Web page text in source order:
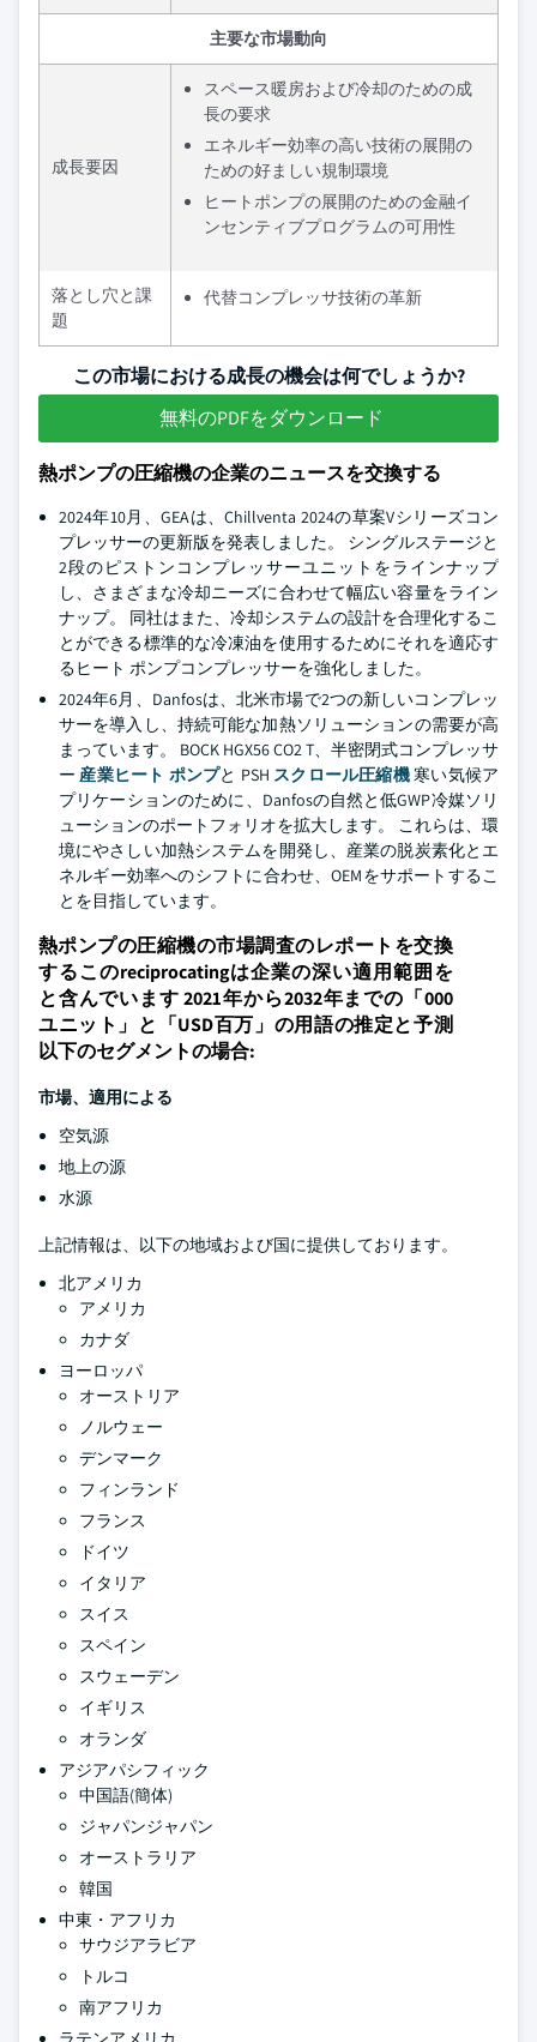
主要な市場動向
成長要因
スペース暖房および冷却のための成
長の要求
エネルギー効率の高い技術の展開の
ための好ましい規制環境
ヒートポンプの展開のための金融イ
ンセンティブプログラムの可用性
落とし穴と課
題
代替コンプレッサ技術の革新
この市場における成長の機会は何でしょうか?
無料のPDFをダウンロード
熱ポンプの圧縮機の企業のニュースを交換する
2024年10月、GEAは、Chillventa 2024の草案Vシリーズコン
プレッサーの更新版を発表しました。 シングルステージと
2段のピストンコンプレッサーユニットをラインナップ
し、さまざまな冷却ニーズに合わせて幅広い容量をライン
ナップ。 同社はまた、冷却システムの設計を合理化するこ
とができる標準的な冷凍油を使用するためにそれを適応す
るヒート ポンプコンプレッサーを強化しました。
2024年6月、Danfosは、北米市場で2つの新しいコンプレッ
サーを導入し、持続可能な加熱ソリューションの需要が高
まっています。 BOCK HGX56 CO2 T、半密閉式コンプレッサ
ー産業ヒート ポンプと PSH スクロール圧縮機寒い気候ア
プリケーションのために、Danfosの自然と低GWP冷媒ソリ
ューションのポートフォリオを拡大します。 これらは、環
境にやさしい加熱システムを開発し、産業の脱炭素化とエ
ネルギー効率へのシフトに合わせ、OEMをサポートするこ
とを目指しています。
熱ポンプの圧縮機の市場調査のレポートを交換
するこのreciprocatingは企業の深い適用範囲を
と含んでいます 2021年から2032年までの「000
ユニット」と「USD百万」の用語の推定と予測
以下のセグメントの場合:
市場、適用による
空気源
地上の源
水源
上記情報は、以下の地域および国に提供しております。
北アメリカ
アメリカ
カナダ
ヨーロッパ
オーストリア
ノルウェー
デンマーク
フィンランド
フランス
ドイツ
イタリア
スイス
スペイン
スウェーデン
イギリス
オランダ
アジアパシフィック
中国語(簡体)
ジャパンジャパン
オーストラリア
韓国
中東・アフリカ
サウジアラビア
トルコ
南アフリカ